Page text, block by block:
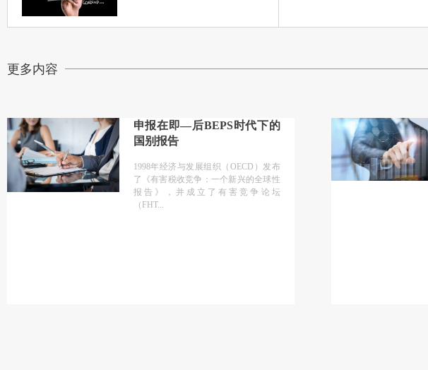
更多内容
申报在即—后BEPS时代下的
国别报告
1998年经济与发展组织（OECD）发布
了《有害税收竞争：一个新兴的全球性
报告》，并成立了有害竞争论坛
（FHT